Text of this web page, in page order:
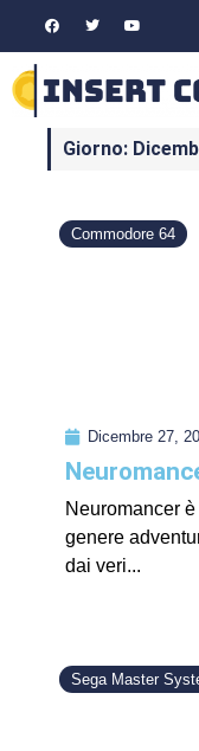
Giorno:
Commodore 64
Dicembre 27,
Neuromancer
genere
dai veri...
Sega Master